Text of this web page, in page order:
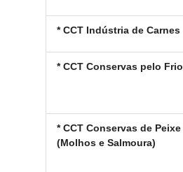
* CCT Indústria de Carnes
* CCT Conservas pelo Frio
* CCT Conservas de Peixe
(Molhos e Salmoura)